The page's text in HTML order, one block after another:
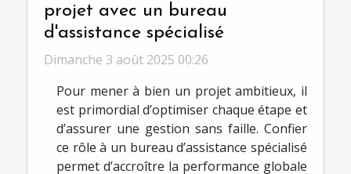
projet avec un bureau
d'assistance spécialisé
Dimanche 3 août 2025 00:26
Pour mener à bien un projet ambitieux, il
est primordial d’optimiser chaque étape et
d’assurer une gestion sans faille. Confier
ce rôle à un bureau d’assistance spécialisé
permet d’accroître la performance globale